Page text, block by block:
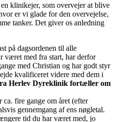
klinikejer, som overvejer at blive
er vi glade for den overvejelse,
tanker. Det giver os anledning
på dagsordenen til alle
været med fra start, har derfor
med Christian og har godt styr
kvalificeret videre med dem i
Herlev Dyreklinik fortæller om
fire gange om året (efter
gennemgang af ens nøgletal.
tid du har været med, jo